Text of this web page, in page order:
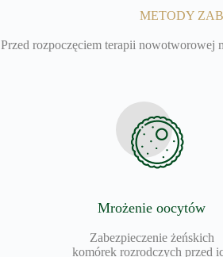
METODY
Przed rozpoczęciem terapii nowotworowej
Mrożenie oocytów
Zabezpieczenie żeńskich
komórek rozrodczych przed